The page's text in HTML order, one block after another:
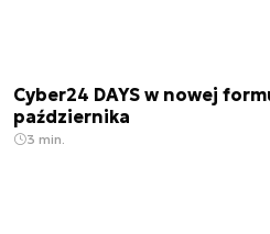
Cyber24 DAYS w nowej
października
3 min.